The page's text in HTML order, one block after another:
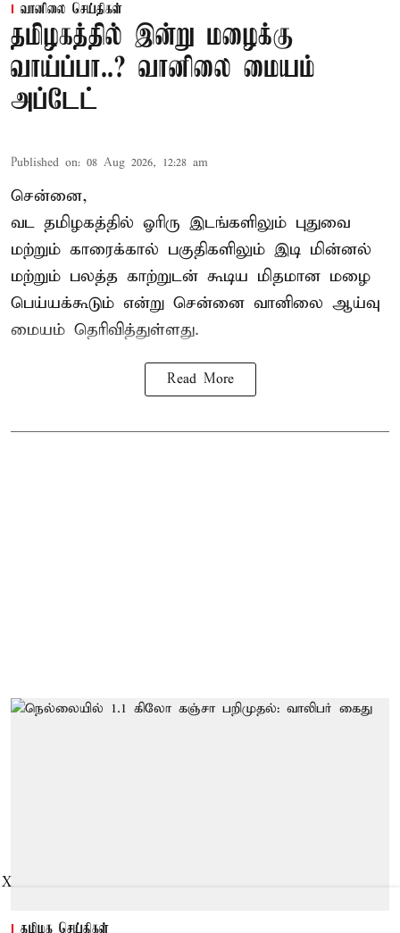
வானிலை செய்திகள்
தமிழகத்தில் இன்று மழைக்கு
வாய்ப்பா..? வானிலை மையம்
அப்டேட்
Published on: 08 Aug 2026, 12:28 am
சென்னை,
வட தமிழகத்தில் ஓரிரு இடங்களிலும் புதுவை
மற்றும் காரைக்கால் பகுதிகளிலும் இடி மின்னல்
மற்றும் பலத்த காற்றுடன் கூடிய மிதமான மழை
பெய்யக்கூடும் என்று சென்னை வானிலை ஆய்வு
மையம் தெரிவித்துள்ளது.
Read More
தமிழக செய்திகள்
X